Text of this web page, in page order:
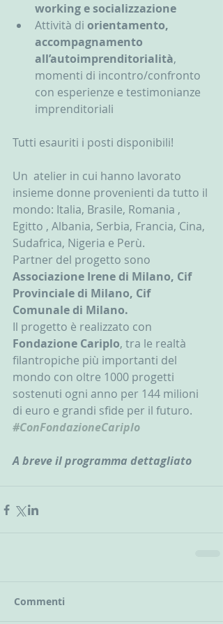
working e socializzazione
Attività di orientamento,
accompagnamento
all’autoimprenditorialità,
momenti di incontro/confronto
con esperienze e testimonianze
imprenditoriali
Tutti esauriti i posti disponibili!
Un  atelier in cui hanno lavorato
insieme donne provenienti da tutto il
mondo: Italia, Brasile, Romania ,
Egitto , Albania, Serbia, Francia, Cina,
Sudafrica, Nigeria e Perù.
Partner del progetto sono
Associazione Irene di Milano, Cif
Provinciale di Milano, Cif
Comunale di Milano.
Il progetto è realizzato con
Fondazione Cariplo, tra le realtà
filantropiche più importanti del
mondo con oltre 1000 progetti
sostenuti ogni anno per 144 milioni
di euro e grandi sfide per il futuro.
#ConFondazioneCariplo
A breve il programma dettagliato
Commenti